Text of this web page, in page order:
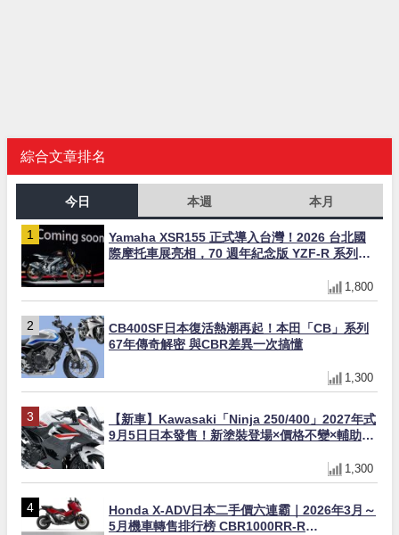
綜合文章排名
今日 本週 本月
Yamaha XSR155 正式導入台灣！2026 台北國
際摩托車展亮相，70 週年紀念版 YZF-R 系列限
1,800
CB400SF日本復活熱潮再起！本田「CB」系列
67年傳奇解密 與CBR差異一次搞懂
1,300
【新車】Kawasaki「Ninja 250/400」2027年式
9月5日日本發售！新塗裝登場×價格不變×輔助滑
1,300
Honda X-ADV日本二手價六連霸｜2026年3月～
5月機車轉售排行榜 CBR1000RR-R